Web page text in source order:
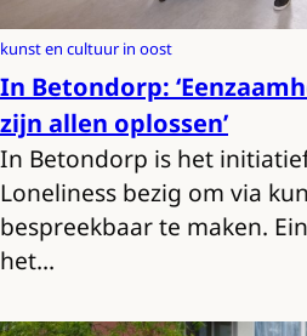
kunst en cultuur in oost
In Betondorp:
zijn allen oplossen’
In Betondorp is het
Loneliness bezig om via
bespreekbaar te maken.
het…